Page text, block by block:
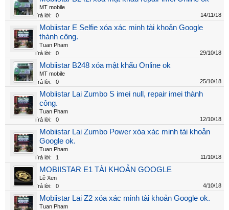
MT mobile
Trả lời:
0 14/11/18
Mobiistar E Selfie xóa xác minh tài khoản Google
thành công.
Tuan Pham
Trả lời:
0 29/10/18
Mobiistar B248 xóa mật khẩu Online ok
MT mobile
Trả lời:
0 25/10/18
Mobiistar Lai Zumbo S imei null, repair imei thành
công.
Tuan Pham
Trả lời:
0 12/10/18
Mobiistar Lai Zumbo Power xóa xác minh tài khoản
Google ok.
Tuan Pham
Trả lời:
1 11/10/18
MOBIISTAR E1 TÀI KHOẢN GOOGLE
Lê Xen
Trả lời:
0 4/10/18
Mobiistar Lai Z2 xóa xác minh tài khoản Google ok.
Tuan Pham